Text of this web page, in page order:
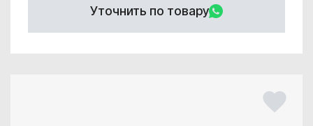
Уточнить по товару